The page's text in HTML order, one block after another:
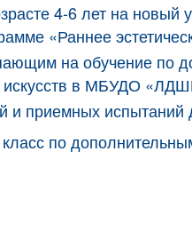
4-6 лет на
«Раннее
на обучение по
искусств в МБУДО
и приемных
по